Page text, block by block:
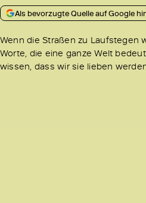
Als bevorzugte Quelle auf Google
Wenn die Straßen zu Laufstegen
Worte, die eine ganze Welt
wissen, dass wir sie lieben